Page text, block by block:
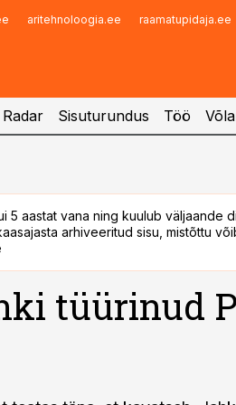
aritehnoloogia.ee raamatupidaja.ee
Radar Sisuturundus Töö
5 aastat vana ning kuulub väljaande
arhiveeritud sisu, mistõttu
tüürinud